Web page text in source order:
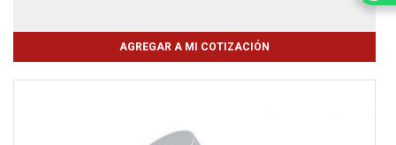
AGREGAR A MI COTIZACIÓN